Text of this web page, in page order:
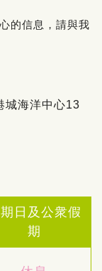
的信息，請與我
城海洋中心13
日及公衆假
期